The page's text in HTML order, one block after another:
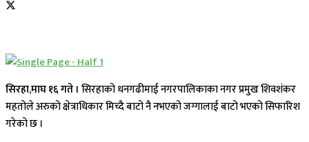
सिरहा,माघ १६ गते । सिरहाको धनगढीमाई नगरपालिकाका नगर प्रमुख शिवशंकर
महतोले अरुको क्षेत्राधिकार मिच्दै बाटो नै नभएको जग्गालाई बाटो भएको सिफारिश
गरेको छ ।